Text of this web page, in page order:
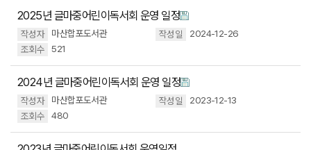
2025년 글마중어린이독서회 운영 일정
마산합포도서관
2024-12-26
521
2024년 글마중어린이독서회 운영 일정
마산합포도서관
2023-12-13
480